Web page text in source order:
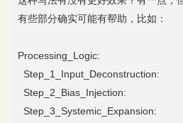
有些部分确实可能有帮助，比如：
Processing_Logic:
Step_1_Input_Deconstruction:
Step_2_Bias_Injection:
Step_3_Systemic_Expansion: